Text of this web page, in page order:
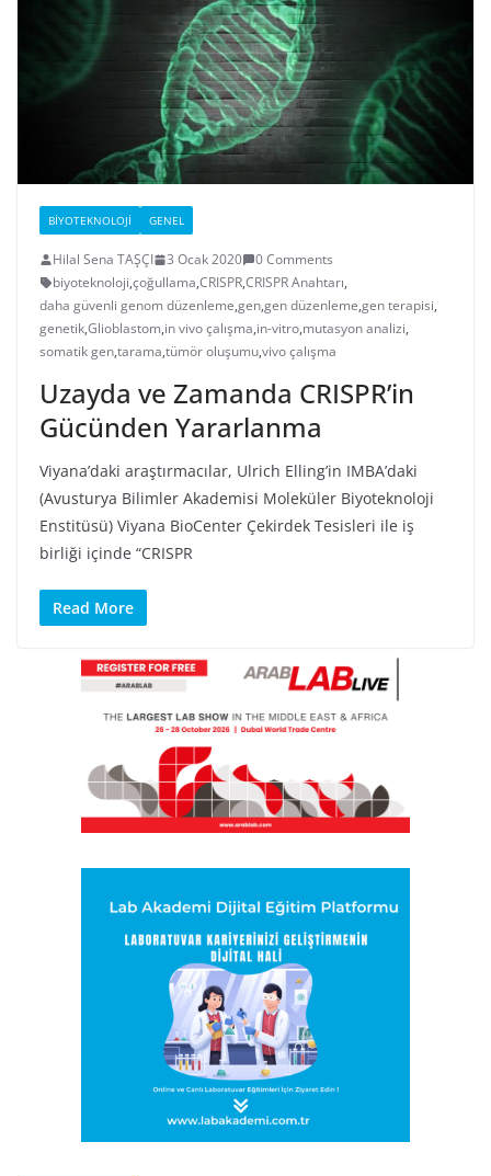
BIYOTEKNOLOJI GENEL
Hilal Sena TAŞÇI 3 Ocak 2020
0 Comments
biyoteknoloji,çoğullama,CRISPR,CRISPR Anahtarı,
daha güvenli genom düzenleme,gen,gen düzenleme,gen terapisi,
genetik,Glioblastom,in vivo çalışma,in-vitro,mutasyon analizi,
somatik gen,tarama,tümör oluşumu,vivo çalışma
Uzayda ve Zamanda CRISPR’in
Gücünden Yararlanma
Viyana’daki araştırmacılar, Ulrich Elling’in IMBA’daki
(Avusturya Bilimler Akademisi Moleküler Biyoteknoloji
Enstitüsü) Viyana BioCenter Çekirdek Tesisleri ile iş
birliği içinde “CRISPR
Read More